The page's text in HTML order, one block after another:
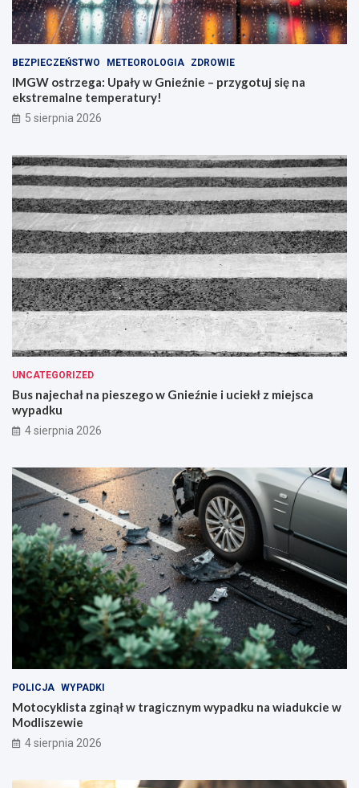
BEZPIECZEŃSTWO METEOROLOGIA ZDROWIE
IMGW ostrzega: Upały w Gnieźnie – przygotuj się na
ekstremalne temperatury!
5 sierpnia 2026
UNCATEGORIZED
Bus najechał na pieszego w Gnieźnie i uciekł z miejsca
wypadku
4 sierpnia 2026
POLICJA WYPADKI
Motocyklista zginął w tragicznym wypadku na wiadukcie w
Modliszewie
4 sierpnia 2026